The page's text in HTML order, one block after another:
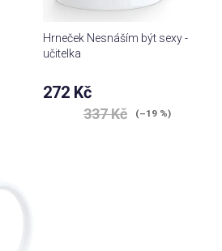
Hrneček Nesnáším být sexy -
učitelka
272 Kč
337 Kč (–19 %)